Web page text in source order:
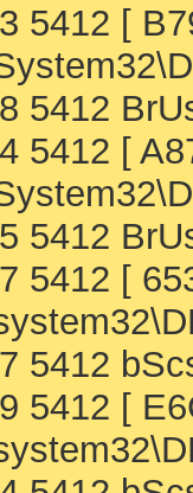
5412 [
5412
5412 [
5412
5412 [
5412
5412 [